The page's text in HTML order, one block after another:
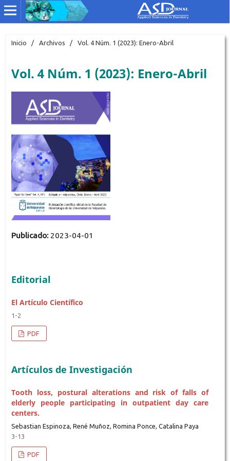
Inicio / Archivos / Vol. 4 Núm. 1 (2023): Enero-Abril
Vol. 4 Núm. 1 (2023): Enero-Abril
Publicado: 2023-04-01
Editorial
El Artículo Científico
1-2
PDF
Artículos de Investigación
Tooth loss, postural alterations and risk of falls of
elderly people participating in outpatient day care
centers.
Sebastian Espinoza, René Muñoz, Romina Ponce, Catalina Paya
3-13
PDF